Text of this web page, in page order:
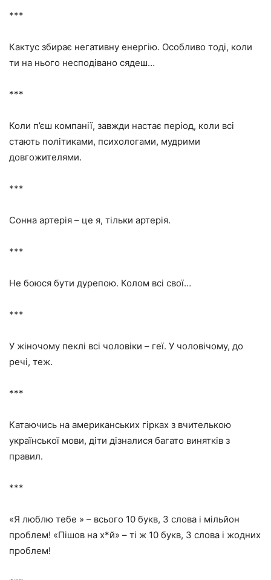
***
Кактус збирає негативну енергію. Особливо тоді, коли
ти на нього несподівано сядеш…
***
Коли п’єш компанії, завжди настає період, коли всі
стають політиками, психологами, мудрими
довгожителями.
***
Сонна артерія – це я, тільки артерія.
***
Не боюся бути дурепою. Колом всі свої…
***
У жіночому пеклі всі чоловіки – геї. У чоловічому, до
речі, теж.
***
Катаючись на американських гірках з вчителькою
української мови, діти дізналися багато винятків з
правил.
***
«Я люблю тебе » – всього 10 букв, 3 слова і мільйон
проблем! «Пішов на х*й» – ті ж 10 букв, 3 слова і жодних
проблем!